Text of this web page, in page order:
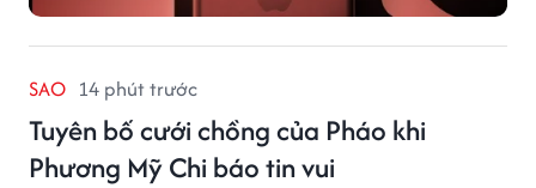
SAO 14 phút trước
Tuyên bố cưới chồng của Pháo khi
Phương Mỹ Chi báo tin vui